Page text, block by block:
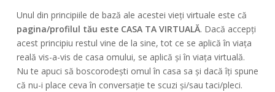
Unul din principiile de bază ale acestei vieți virtuale este că
pagina/profilul tău este CASA TA VIRTUALĂ. Dacă accepți
acest principiu restul vine de la sine, tot ce se aplică în viața
reală vis-a-vis de casa omului, se aplică și în viața virtuală.
Nu te apuci să boscorodești omul în casa sa și dacă îți spune
că nu-i place ceva în conversație te scuzi și/sau taci/pleci.